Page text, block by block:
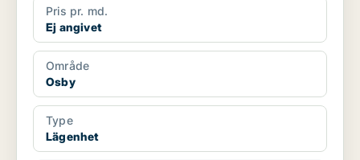
Pris pr. md.
Ej angivet
Område
Osby
Type
Lägenhet